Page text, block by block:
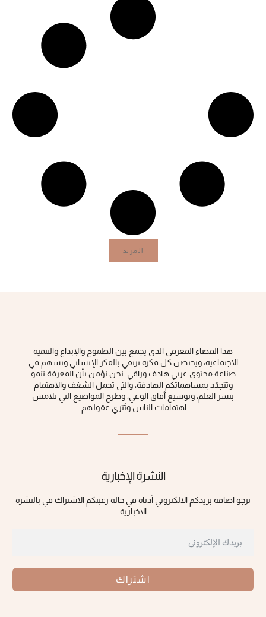
المزيد
هذا الفضاء المعرفي الذي يجمع بين الطموح والإبداع والتنمية
الاجتماعية، ويحتضن كل فكرة ‏ترتقي بالفكر الإنساني وتسهم في
صناعة محتوى عربي هادف وراقي‎.‎ نحن نؤمن بأن المعرفة تنمو
وتتجدّد بمساهماتكم الهادفة، والتي تحمل الشغف والاهتمام
بنشر العلم، وتوسيع آفاق الوعي، ‏وطرح المواضيع التي تلامس
اهتمامات الناس وتُثري عقولهم‎.‎
النشرة الإخبارية
نرجو اضافة بريدكم الالكتروني أدناه في حالة رغبتكم الاشتراك في بالنشرة
الاخبارية
اشتراك